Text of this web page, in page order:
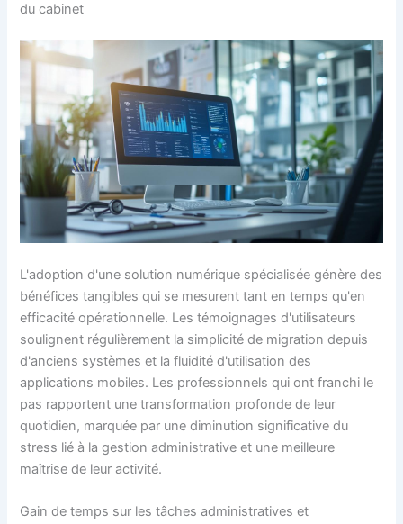
du cabinet
L'adoption d'une solution numérique spécialisée génère des
bénéfices tangibles qui se mesurent tant en temps qu'en
efficacité opérationnelle. Les témoignages d'utilisateurs
soulignent régulièrement la simplicité de migration depuis
d'anciens systèmes et la fluidité d'utilisation des
applications mobiles. Les professionnels qui ont franchi le
pas rapportent une transformation profonde de leur
quotidien, marquée par une diminution significative du
stress lié à la gestion administrative et une meilleure
maîtrise de leur activité.
Gain de temps sur les tâches administratives et